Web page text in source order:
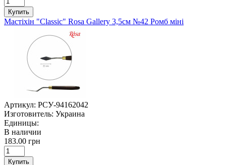
Купить
Мастіхін "Classic" Rosa Gallery 3,5см №42 Ромб міні
Артикул: РСУ-94162042
Изготовитель: Украина
Единицы:
В наличии
183.00 грн
Купить